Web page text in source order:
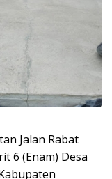
Jalan Rabat
6 (Enam) Desa